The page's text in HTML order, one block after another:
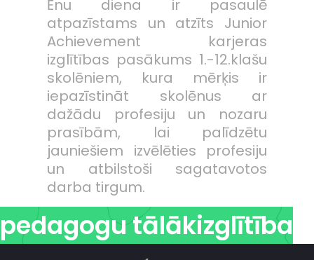
Ēnu diena ir pasaulē
atpazīstams un atzīts Junior
Achievement karjeras
izglītības pasākums 1.-12.klašu
skolēniem, kura mērķis ir
iepazīstināt skolēnus ar
dažādu profesiju un nozaru
prasībām, lai palīdzētu
jauniešiem izvēlēties profesiju
un atbilstoši sagatavotos
darba tirgum.
pedagogu tālākizglītība